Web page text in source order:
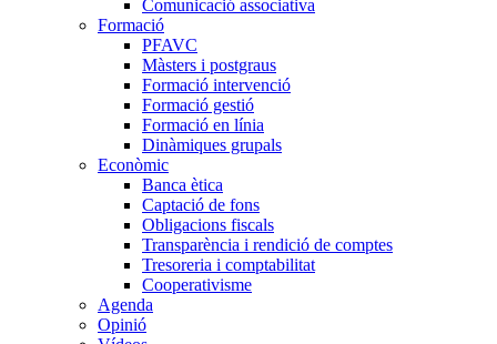
Comunicació associativa
Formació
PFAVC
Màsters i postgraus
Formació intervenció
Formació gestió
Formació en línia
Dinàmiques grupals
Econòmic
Banca ètica
Captació de fons
Obligacions fiscals
Transparència i rendició de comptes
Tresoreria i comptabilitat
Cooperativisme
Agenda
Opinió